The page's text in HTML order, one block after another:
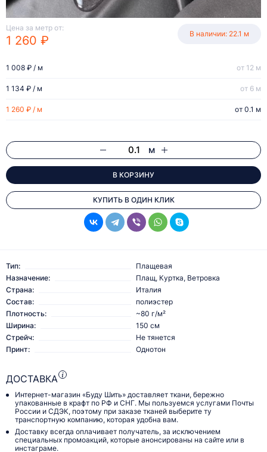
Цена за метр от:
1 260 ₽ В наличии: 22.1 м
1 260 ₽ / м от 0.1 м
1 134 ₽ / м от 6 м
1 008 ₽ / м от 12 м
м
В КОРЗИНУ
КУПИТЬ В ОДИН КЛИК
Тип:
Плащевая
Назначение:
Плащ, Куртка, Ветровка
Страна:
Италия
Состав:
полиэстер
Плотность:
~80 г/м²
Ширина:
150 см
Стрейч:
Не тянется
Принт:
Однотон
ДОСТАВКА
Интернет-магазин «Буду Шить» доставляет ткани, бережно
упакованные в крафт по РФ и СНГ. Мы пользуемся услугами Почты
России и СДЭК, поэтому при заказе тканей выберите ту
транспортную компанию, которая удобна вам.
Доставку всегда оплачивает получатель, за исключением
специальных промоакций, которые анонсированы на сайте или в
инстаграме.